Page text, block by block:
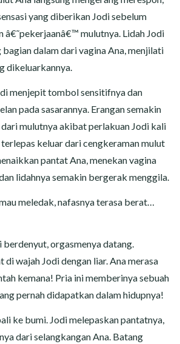
yang diberikan Jodi sebelum
â€˜pekerjaanâ€™ mulutnya. Lidah Jodi
dalam dari vagina Ana, menjilati
dikeluarkannya.
menjepit tombol sensitifnya dan
pada sasarannya. Erangan semakin
mulutnya akibat perlakuan Jodi kali
keluar dari cengkeraman mulut
pantat Ana, menekan vagina
lidahnya semakin bergerak menggila.
meledak, nafasnya terasa berat…
berdenyut, orgasmenya datang.
di wajah Jodi dengan liar. Ana merasa
kemana! Pria ini memberinya sebuah
pernah didapatkan dalam hidupnya!
ke bumi. Jodi melepaskan pantatnya,
dari selangkangan Ana. Batang